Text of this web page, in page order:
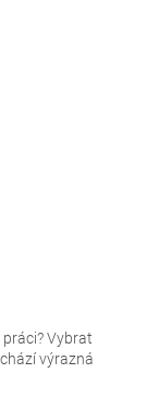
Vybrat
výrazná